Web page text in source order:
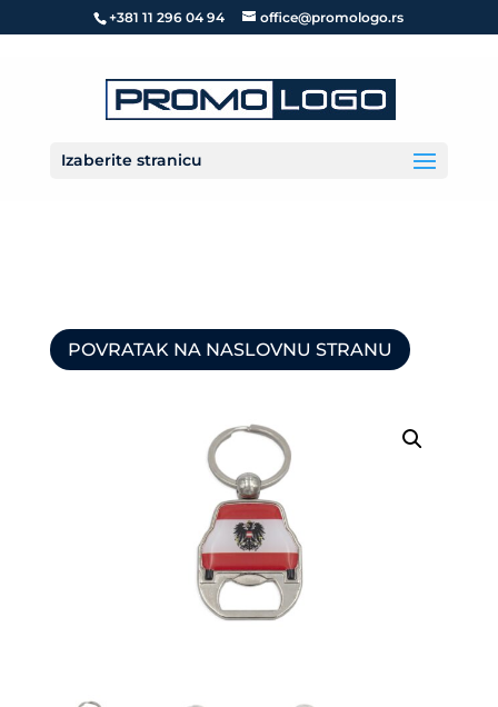
+381 11 296 04 94 office@promologo.rs
Izaberite stranicu
POVRATAK NA NASLOVNU STRANU